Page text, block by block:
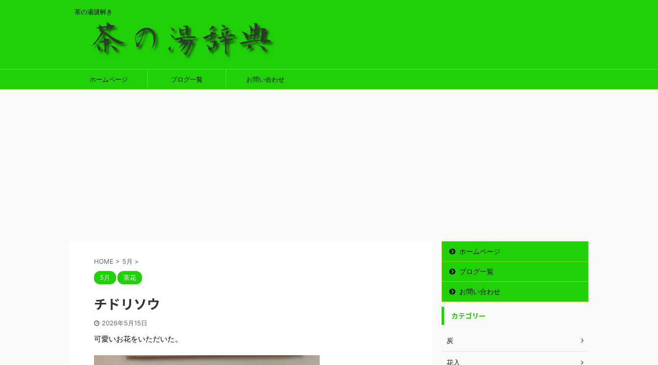
茶の湯謎解き
ホームページ ブログ一覧 お問い合わせ
HOME > 5月 >
5月 茶花
チドリソウ
2026年5月15日
可愛いお花をいただいた。
ホームページ
ブログ一覧
お問い合わせ
カテゴリー
炭
花入